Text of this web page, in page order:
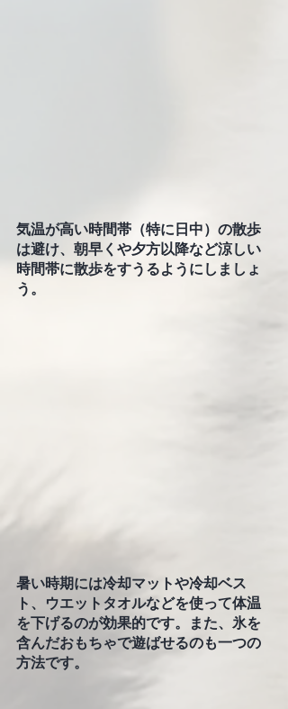
気温が高い時間帯（特に日中）の散歩
は避け、朝早くや夕方以降など涼しい
時間帯に散歩をすうるようにしましょ
う。
暑い時期には冷却マットや冷却ベス
ト、ウエットタオルなどを使って体温
を下げるのが効果的です。また、氷を
含んだおもちゃで遊ばせるのも一つの
方法です。